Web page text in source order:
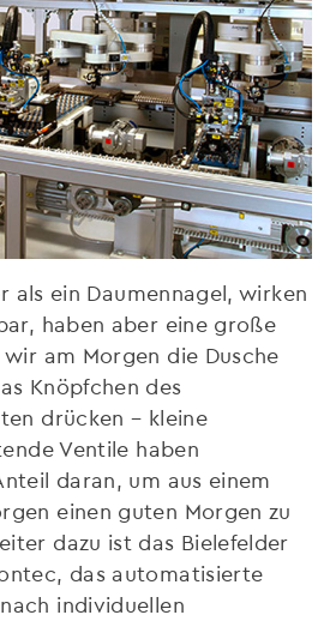
als ein Daumennagel, wirken
haben aber eine große
am Morgen die Dusche
Knöpfchen des
drücken – kleine
Ventile haben
daran, um aus einem
einen guten Morgen zu
dazu ist das Bielefelder
das automatisierte
individuellen